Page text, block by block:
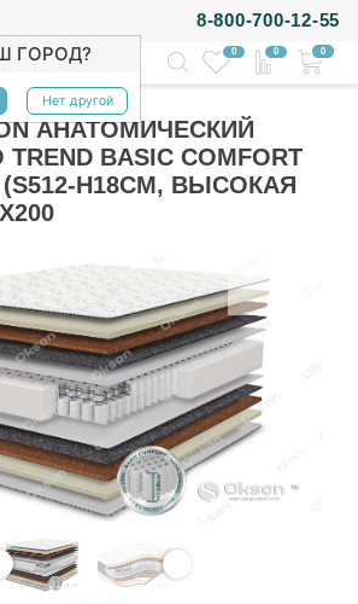
ГОРОД?
Нет другой
8-800-700-12-55
0 0 0
АНАТОМИЧЕСКИЙ
TREND BASIC COMFORT
(S512-H18СМ, ВЫСОКАЯ